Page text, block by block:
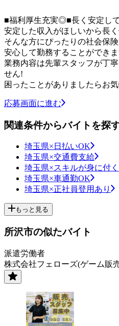
■福利厚生充実◎■長く安定し
安定した収入がほしいから長く
そんな方にぴったりの社会保
安心して勤務することができ
業務内容は先輩スタッフが丁
せん!
困ったことがありましたらお
応募画面に進む
関連条件からバイトを探
埼玉県×日払いOK
埼玉県×交通費支給
埼玉県×スキルが身に付く
埼玉県×車通勤OK
埼玉県×正社員登用あり
もっと見る
所沢市の似たバイト
派遣労働者
株式会社フェローズ(ゲーム販